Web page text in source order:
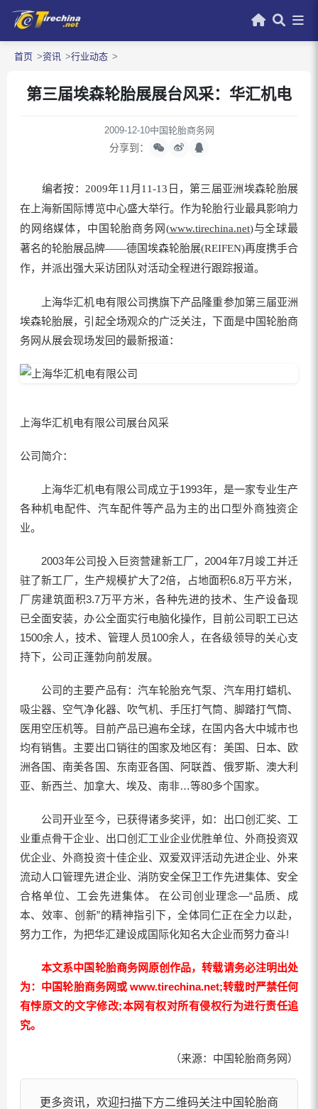
首页 资讯 行业动态
第三届埃森轮胎展展台风采：华汇机电
2009-12-10中国轮胎商务网
分享到：
编者按：2009年11月11-13日，第三届亚洲埃森轮胎展
在上海新国际博览中心盛大举行。作为轮胎行业最具影响力
的网络媒体，中国轮胎商务网(www.tirechina.net)与全球最
著名的轮胎展品牌——德国埃森轮胎展(REIFEN)再度携手合
作，并派出强大采访团队对活动全程进行跟踪报道。
上海华汇机电有限公司携旗下产品隆重参加第三届亚洲
埃森轮胎展，引起全场观众的广泛关注，下面是中国轮胎商
务网从展会现场发回的最新报道：
上海华汇机电有限公司展台风采
公司简介：
上海华汇机电有限公司成立于1993年，是一家专业生产
各种机电配件、汽车配件等产品为主的出口型外商独资企
业。
2003年公司投入巨资营建新工厂，2004年7月竣工并迁
驻了新工厂，生产规模扩大了2倍，占地面积6.8万平方米，
厂房建筑面积3.7万平方米，各种先进的技术、生产设备现
已全面安装，办公全面实行电脑化操作，目前公司职工已达
1500余人，技术、管理人员100余人，在各级领导的关心支
持下，公司正蓬勃向前发展。
公司的主要产品有：汽车轮胎充气泵、汽车用打蜡机、
吸尘器、空气净化器、吹气机、手压打气筒、脚踏打气筒、
医用空压机等。目前产品已遍布全球，在国内各大中城市也
均有销售。主要出口销往的国家及地区有：美国、日本、欧
洲各国、南美各国、东南亚各国、阿联酋、俄罗斯、澳大利
亚、新西兰、加拿大、埃及、南非…等80多个国家。
公司开业至今，已获得诸多奖评，如：出口创汇奖、工
业重点骨干企业、出口创汇工业企业优胜单位、外商投资双
优企业、外商投资十佳企业、双爱双评活动先进企业、外来
流动人口管理先进企业、消防安全保卫工作先进集体、安全
合格单位、工会先进集体。 在公司创业理念—“品质、成
本、效率、创新”的精神指引下，全体同仁正在全力以赴，
努力工作，为把华汇建设成国际化知名大企业而努力奋斗!
本文系中国轮胎商务网原创作品，转载请务必注明出处
为：中国轮胎商务网或 www.tirechina.net;转载时严禁任何
有悖原文的文字修改;本网有权对所有侵权行为进行责任追
究。
（来源：中国轮胎商务网）
更多资讯，欢迎扫描下方二维码关注中国轮胎商